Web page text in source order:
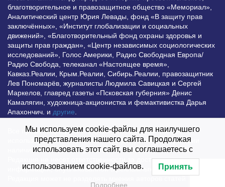
благотворительное и правозащитное общество «Мемориал»,
Аналитический центр Юрия Левады, фонд «В защиту прав
заключённых», «Институт глобализации и социальных
движений», «Благотворительный фонд охраны здоровья и
защиты прав граждан», «Центр независимых социологических
исследований», Голос Америки, Радио Свободная Европа/
Радио Свобода, телеканал «Настоящее время»,
Кавказ.Реалии, Крым.Реалии, Сибирь.Реалии, правозащитник
Лев Пономарёв, журналисты Людмила Савицкая и Сергей
Маркелов, главред газеты «Псковская губерния» Денис
Камалягин, художница-акционистка и фемактивистка Дарья
Апахончич. и другие.
Все права защищены и охраняются законом. Любое
использование материалов сайта допустимо при условии
наличия активной гиперссылки на Vesti.UZ.
Редакция не несет ответственности за достоверность
информации, опубликованной в рекламных объявлениях.
Мы используем cookie-файлы для наилучшего
представления нашего сайта. Продолжая
использовать этот сайт, вы соглашаетесь с
использованием cookie-файлов. Принять
Подробнее…